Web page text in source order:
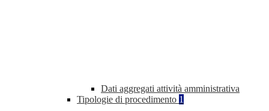
Dati aggregati attività amministrativa
Tipologie di procedimento 1